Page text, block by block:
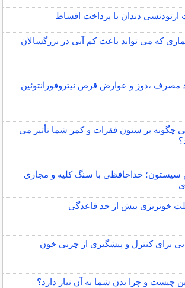
ارتودنسی دندان با پرداخت اقساط
بیماری که می تواند باعث کم آبی در بزرگسالان
مصرف ،دوز و عوارض قرص نیتروفورانتوئین
چگونه بر ستون فقرات و کمر شما تأثیر می
خداحافظی با سنگ کلیه و مجاری
برای کنترل و پیشگیری از چربی خون
چیست و چرا بدن شما به آن نیاز دارد؟